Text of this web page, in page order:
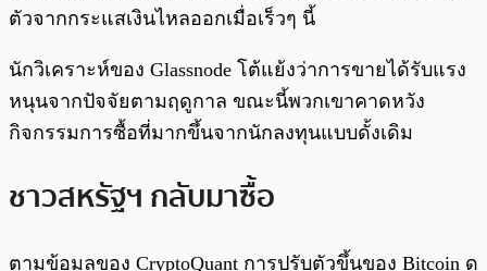
ตัวจากกระแสเงินไหลออกเมื่อเร็วๆ นี้
นักวิเคราะห์ของ Glassnode โต้แย้งว่าการขายได้รับแรง
หนุนจากปัจจัยตามฤดูกาล ขณะนี้พวกเขาคาดหวัง
กิจกรรมการซื้อที่มากขึ้นจากนักลงทุนแบบดั้งเดิม
ชาวสหรัฐฯ กลับมาซื้อ
ตามข้อมูลของ CryptoQuant การปรับตัวขึ้นของ Bitcoin ดู